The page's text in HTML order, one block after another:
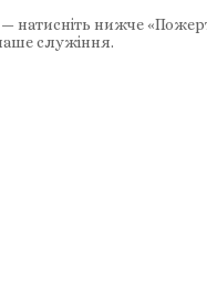
натисніть нижче
служіння.